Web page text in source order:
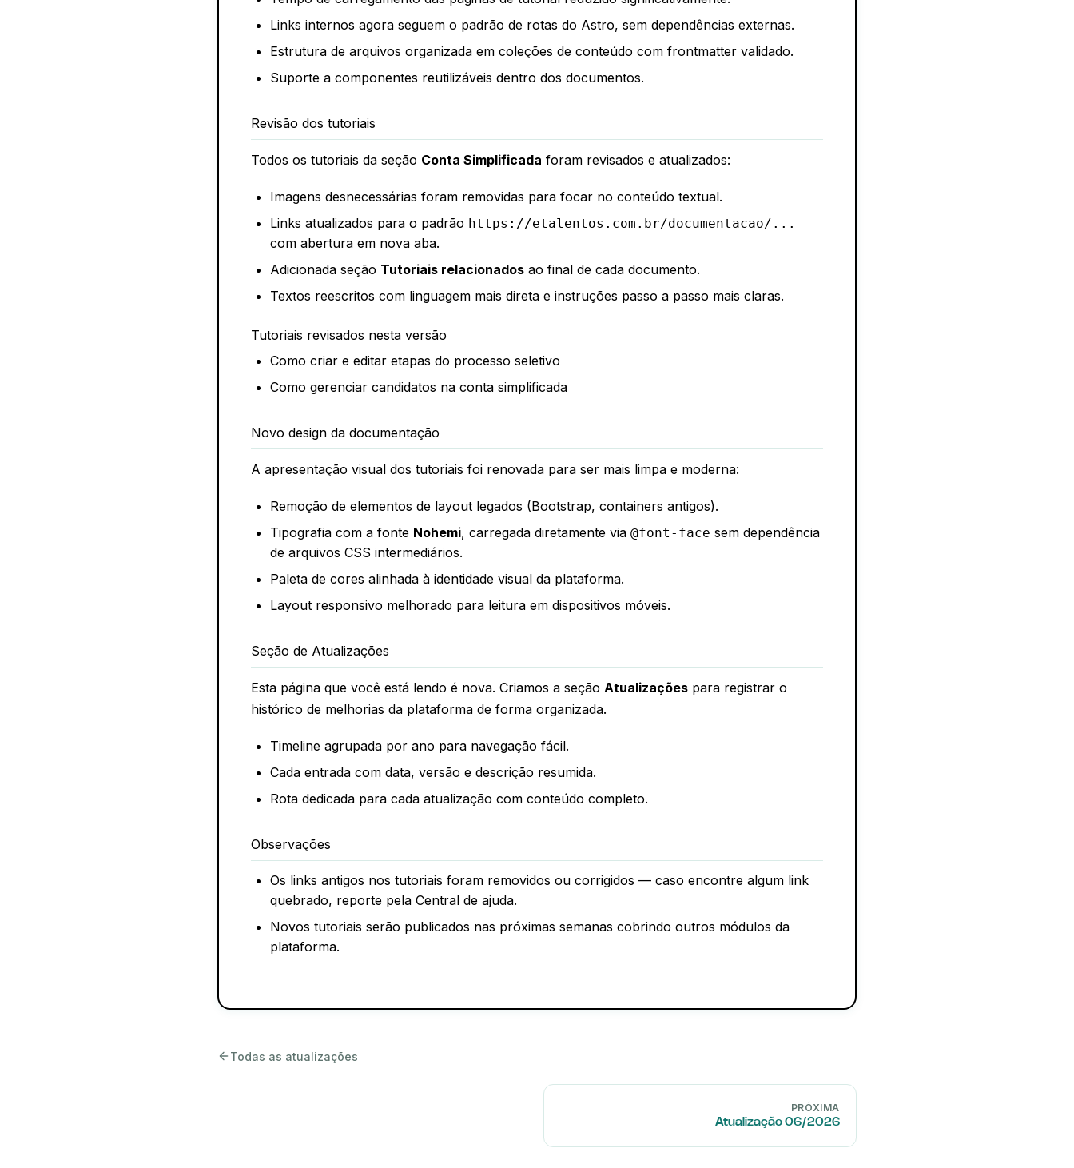
Links internos agora seguem o padrão de rotas do Astro, sem dependências externas.
Estrutura de arquivos organizada em coleções de conteúdo com frontmatter validado.
Suporte a componentes reutilizáveis dentro dos documentos.
Revisão dos tutoriais
Todos os tutoriais da seção Conta Simplificada foram revisados e atualizados:
Imagens desnecessárias foram removidas para focar no conteúdo textual.
Links atualizados para o padrão https://etalentos.com.br/documentacao/...
com abertura em nova aba.
Adicionada seção Tutoriais relacionados ao final de cada documento.
Textos reescritos com linguagem mais direta e instruções passo a passo mais claras.
Tutoriais revisados nesta versão
Como criar e editar etapas do processo seletivo
Como gerenciar candidatos na conta simplificada
Novo design da documentação
A apresentação visual dos tutoriais foi renovada para ser mais limpa e moderna:
Remoção de elementos de layout legados (Bootstrap, containers antigos).
Tipografia com a fonte Nohemi, carregada diretamente via @font-face sem dependência
de arquivos CSS intermediários.
Paleta de cores alinhada à identidade visual da plataforma.
Layout responsivo melhorado para leitura em dispositivos móveis.
Seção de Atualizações
Esta página que você está lendo é nova. Criamos a seção Atualizações para registrar o
histórico de melhorias da plataforma de forma organizada.
Timeline agrupada por ano para navegação fácil.
Cada entrada com data, versão e descrição resumida.
Rota dedicada para cada atualização com conteúdo completo.
Observações
Os links antigos nos tutoriais foram removidos ou corrigidos — caso encontre algum link
quebrado, reporte pela Central de ajuda.
Novos tutoriais serão publicados nas próximas semanas cobrindo outros módulos da
plataforma.
Todas as atualizações
PRÓXIMA
Atualização 06/2026